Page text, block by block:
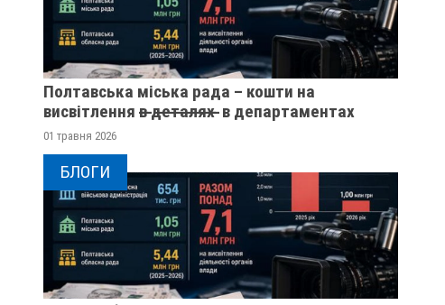
Полтавська міська рада – кошти на
висвітлення в̶ ̶д̶е̶т̶а̶л̶я̶х̶ ̶ в департаментах
01 травня 2026
БЛОГИ